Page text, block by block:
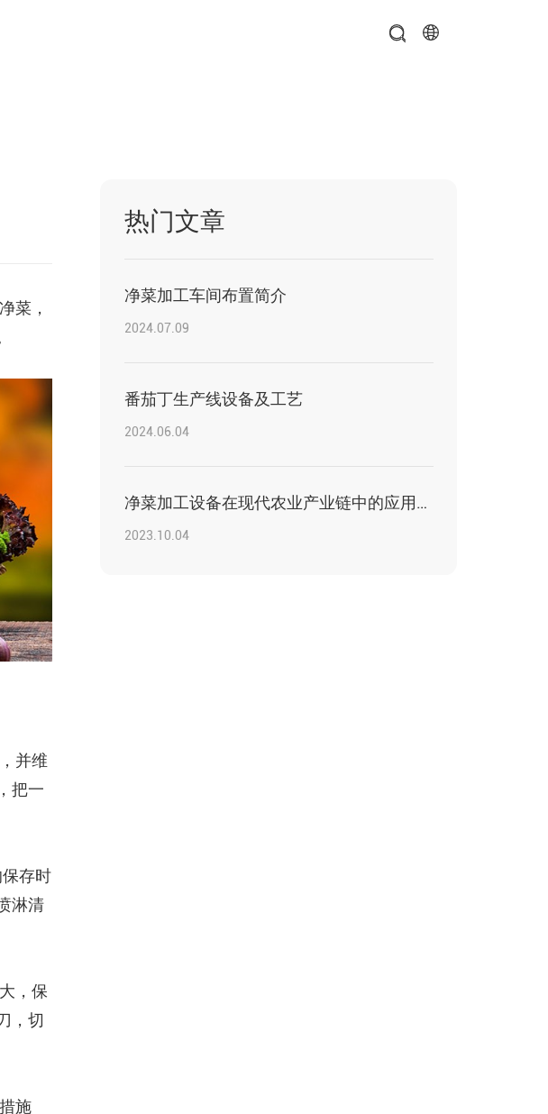
菜，
并维
把一
存时
淋清
，保
，切
施
热门文章
净菜加工车间布置简介
2024.07.09
番茄丁生产线设备及工艺
2024.06.04
净菜加工设备在现代农业产业链中的应用与价值
2023.10.04